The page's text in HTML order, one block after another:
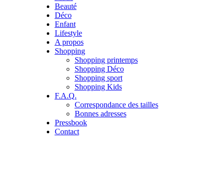
Beauté
Déco
Enfant
Lifestyle
A propos
Shopping
Shopping printemps
Shopping Déco
Shopping sport
Shopping Kids
F.A.Q.
Correspondance des tailles
Bonnes adresses
Pressbook
Contact